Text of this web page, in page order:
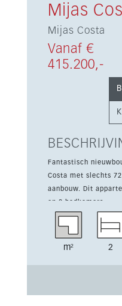
Mijas
Mijas Costa
Vanaf €
415.200,-
Fantastisch
Costa met slechts
aanbouw. Dit
en 2 badkamers
inclusief garageplaats
appartement heeft
door toegankelijkheid. De oplevering
m² 2